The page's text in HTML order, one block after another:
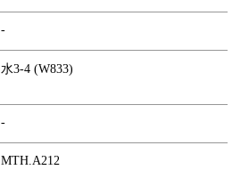
-
水3-4 (W833)
-
MTH.A212